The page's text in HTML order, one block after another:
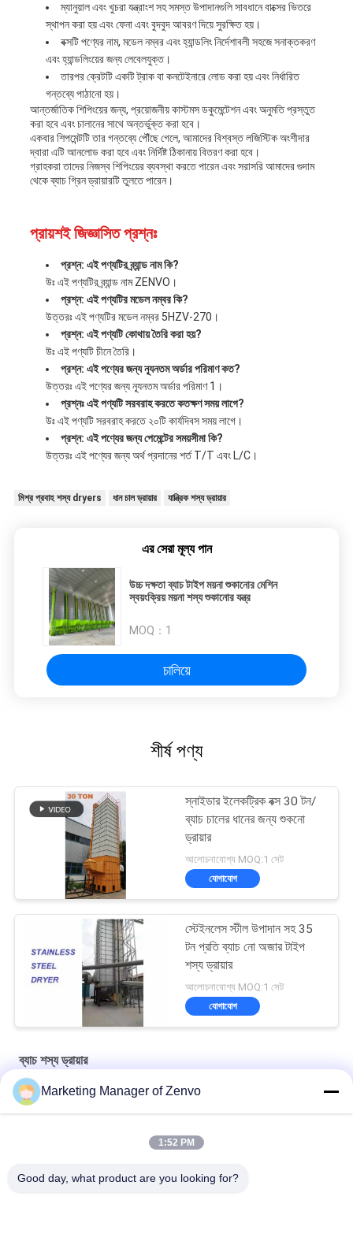
ম্যানুয়াল এবং খুচরা যন্ত্রাংশ সহ সমস্ত উপাদানগুলি সাবধানে বাক্সের ভিতরে
স্থাপন করা হয় এবং ফেনা এবং বুদবুদ আবরণ দিয়ে সুরক্ষিত হয়।
বক্সটি পণ্যের নাম, মডেল নম্বর এবং হ্যান্ডলিং নির্দেশাবলী সহজে সনাক্তকরণ
এবং হ্যান্ডলিংয়ের জন্য লেবেলযুক্ত।
তারপর ক্রেটটি একটি ট্রাক বা কনটেইনারে লোড করা হয় এবং নির্ধারিত
গন্তব্যে পাঠানো হয়।
আন্তর্জাতিক শিপিংয়ের জন্য, প্রয়োজনীয় কাস্টমস ডকুমেন্টেশন এবং অনুমতি প্রস্তুত
করা হবে এবং চালানের সাথে অন্তর্ভুক্ত করা হবে।
একবার শিপমেন্টটি তার গন্তব্যে পৌঁছে গেলে, আমাদের বিশ্বস্ত লজিস্টিক অংশীদার
দ্বারা এটি আনলোড করা হবে এবং নির্দিষ্ট ঠিকানায় বিতরণ করা হবে।
গ্রাহকরা তাদের নিজস্ব শিপিংয়ের ব্যবস্থা করতে পারেন এবং সরাসরি আমাদের গুদাম
থেকে ব্যাচ গ্রিন ড্রায়ারটি তুলতে পারেন।
প্রায়শই জিজ্ঞাসিত প্রশ্নঃ
প্রশ্ন: এই পণ্যটির ব্র্যান্ড নাম কি?
উঃ এই পণ্যটির ব্র্যান্ড নাম ZENVO।
প্রশ্ন: এই পণ্যটির মডেল নম্বর কি?
উত্তরঃ এই পণ্যটির মডেল নম্বর 5HZV-270।
প্রশ্ন: এই পণ্যটি কোথায় তৈরি করা হয়?
উঃ এই পণ্যটি চীনে তৈরি।
প্রশ্ন: এই পণ্যের জন্য ন্যূনতম অর্ডার পরিমাণ কত?
উত্তরঃ এই পণ্যের জন্য ন্যূনতম অর্ডার পরিমাণ 1।
প্রশ্নঃ এই পণ্যটি সরবরাহ করতে কতক্ষণ সময় লাগে?
উঃ এই পণ্যটি সরবরাহ করতে ২০টি কার্যদিবস সময় লাগে।
প্রশ্ন: এই পণ্যের জন্য পেমেন্টের সময়সীমা কি?
উত্তরঃ এই পণ্যের জন্য অর্থ প্রদানের শর্ত T/T এবং L/C।
মিশ্র প্রবাহ শস্য dryers ধান চাল ড্রায়ার যান্ত্রিক শস্য ড্রায়ার
এর সেরা মূল্য পান
উচ্চ দক্ষতা ব্যাচ টাইপ ময়না শুকানোর মেশিন
স্বয়ংক্রিয় ময়না শস্য শুকানোর যন্ত্র
MOQ： 1
চালিয়ে
শীর্ষ পণ্য
স্নাইডার ইলেকট্রিক বক্স 30 টন/
ব্যাচ চালের ধানের জন্য শুকনো
ড্রায়ার
আলোচনাযোগ্য MOQ:1 সেট
যোগাযোগ
স্টেইনলেস স্টীল উপাদান সহ 35
টন প্রতি ব্যাচ নো অজার টাইপ
শস্য ড্রায়ার
আলোচনাযোগ্য MOQ:1 সেট
যোগাযোগ
ব্যাচ শস্য ড্রায়ার
Grain Drying System with 90-Ton Daily Capacity
উচ্চ দক্ষতা এবং শক্তি সঞ্চয় সহ প্রতি ঘন্টায় 30 টন শস্য শুকানোর যন্ত্র
16.603kw
Marketing Manager of Zenvo
1:52 PM
Good day, what product are you looking for?